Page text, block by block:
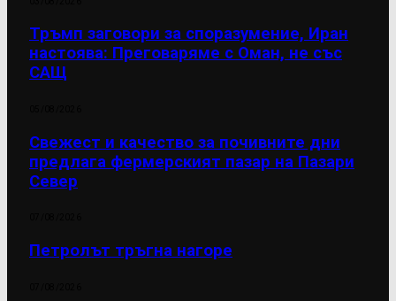
Тръмп заговори за споразумение, Иран
настоява: Преговаряме с Оман, не със
САЩ
Свежест и качество за почивните дни
предлага фермерският пазар на Пазари
Север
Петролът тръгна нагоре